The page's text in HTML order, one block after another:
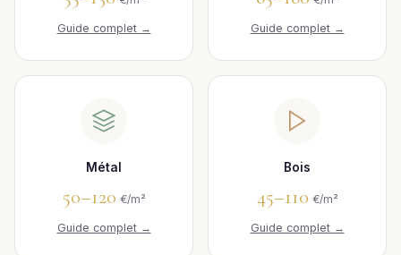
Guide complet → Guide complet →
Métal
50–120 €/m²
Guide complet →
Bois
45–110 €/m²
Guide complet →